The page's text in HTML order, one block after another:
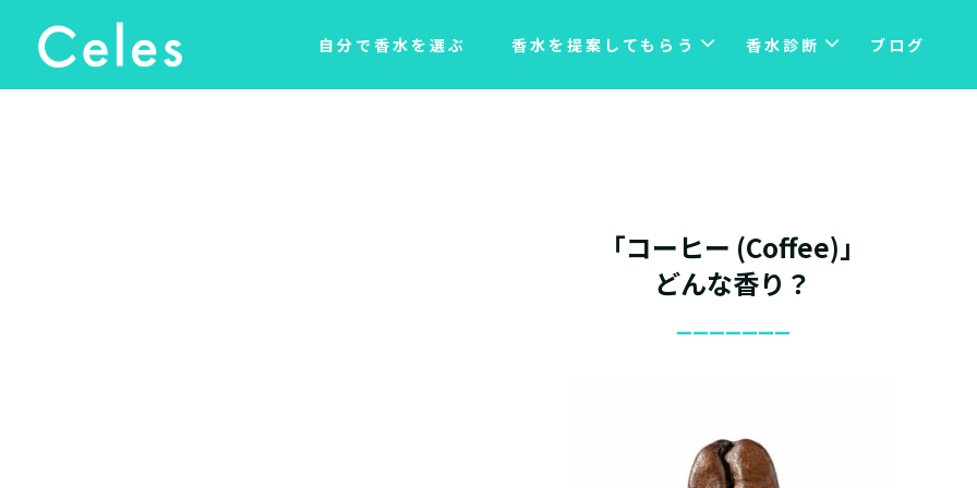
自分で香水を選ぶ 香水を提案してもらう 香水診断 ブログ
「コーヒー (Coffee)」
どんな香り？